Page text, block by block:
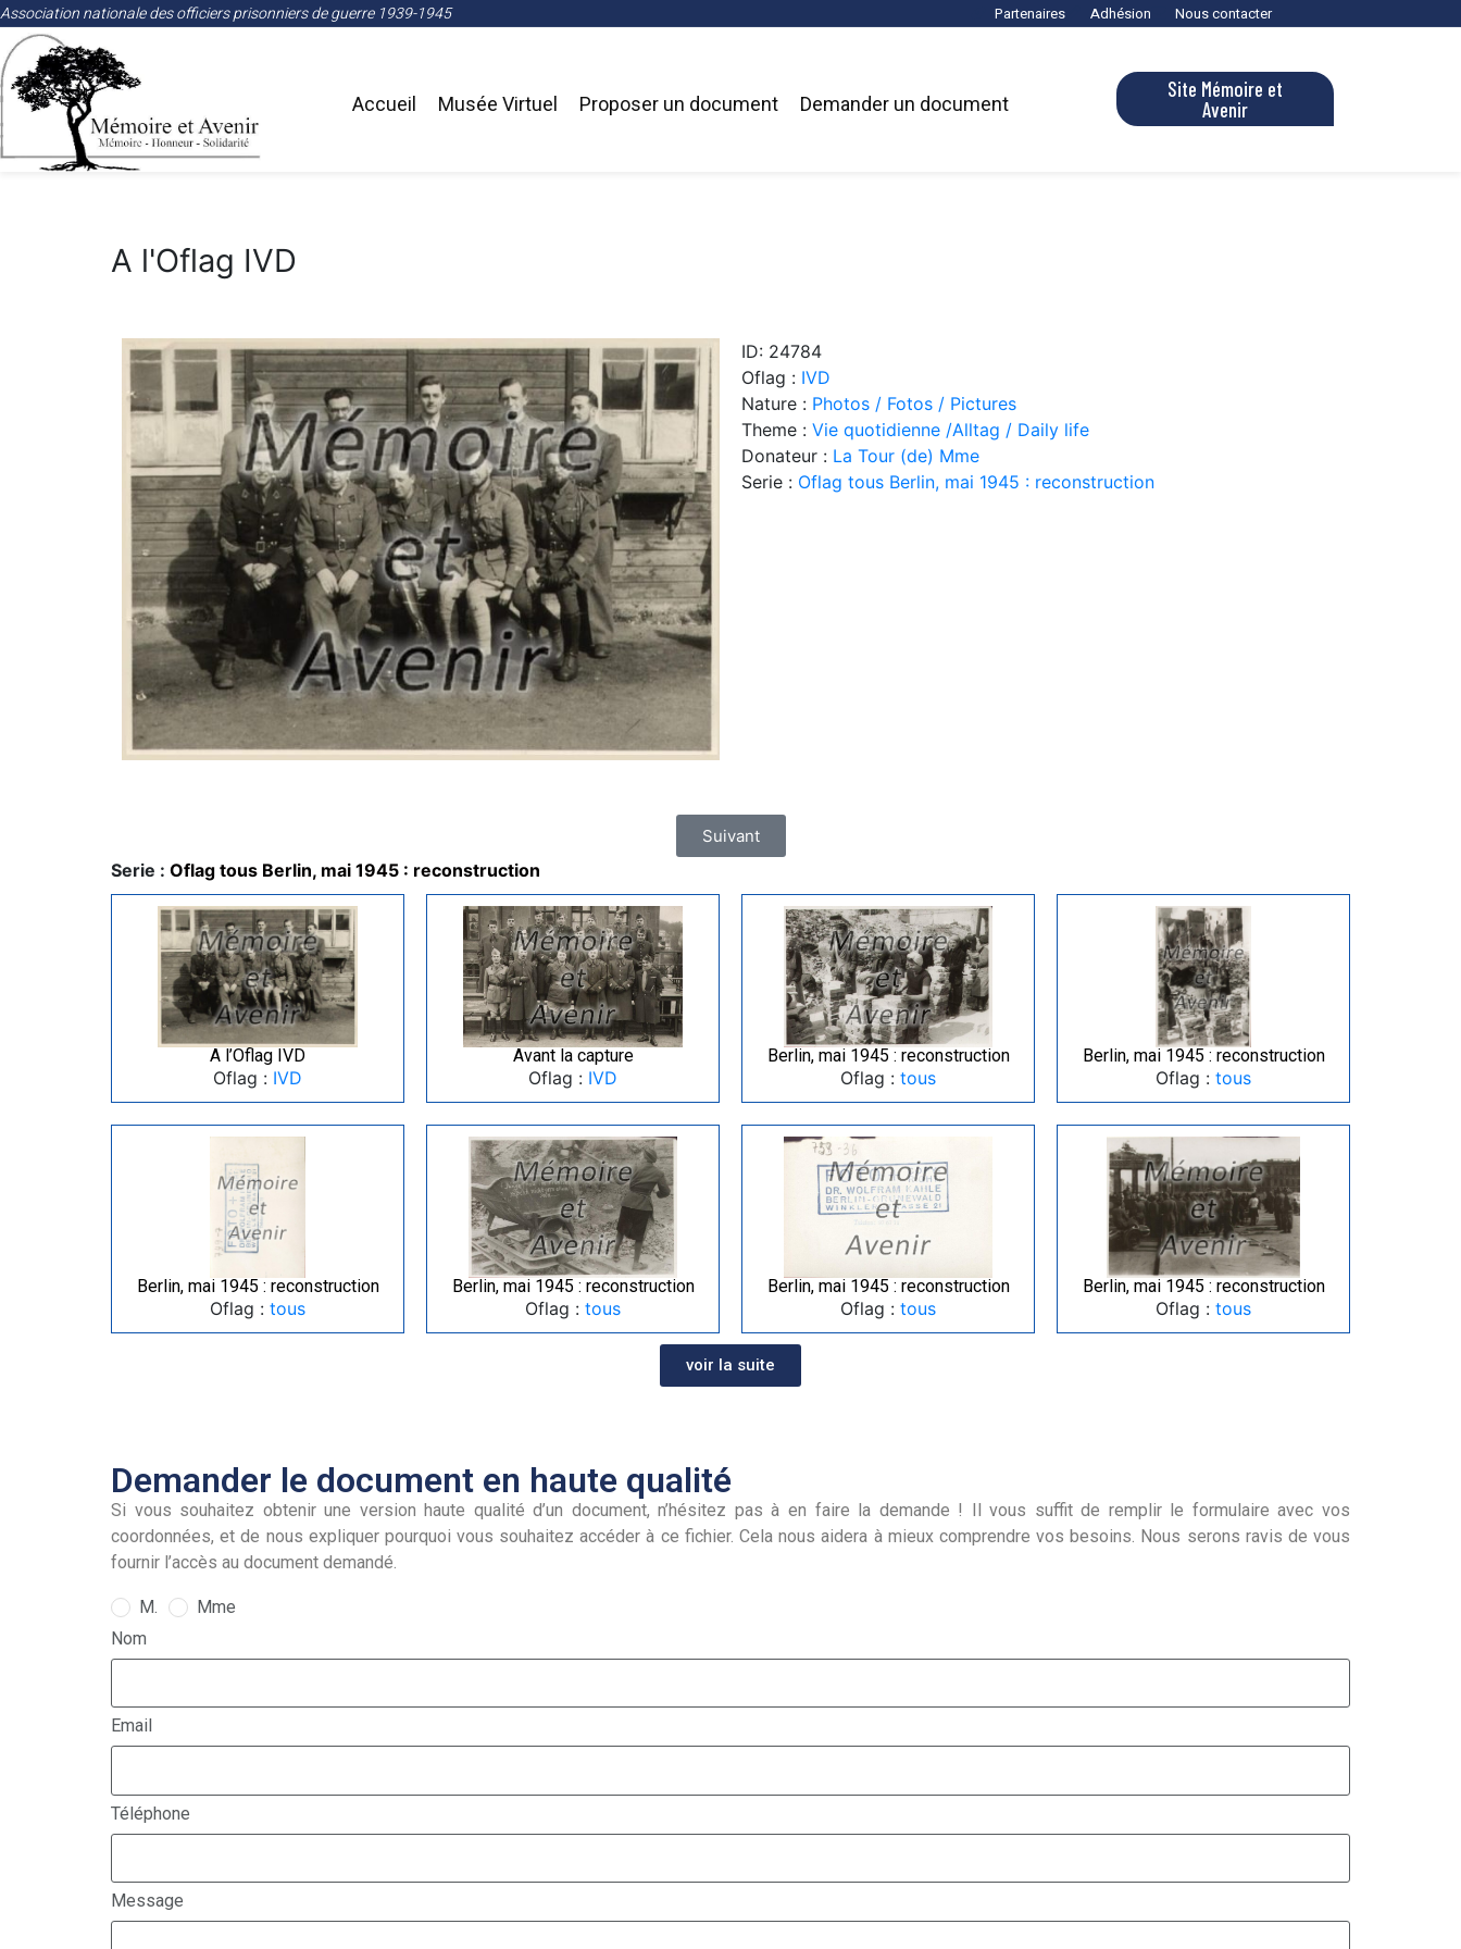
Association nationale des officiers prisonniers de guerre 1939-1945 Partenaires Adhésion Nous contacter
Accueil Musée Virtuel Proposer un document Demander un document
Site Mémoire et
Avenir
A l'Oflag IVD
ID: 24784
Oflag : IVD
Nature : Photos / Fotos / Pictures
Theme : Vie quotidienne /Alltag / Daily life
Donateur : La Tour (de) Mme
Serie : Oflag tous Berlin, mai 1945 : reconstruction
Suivant
Serie : Oflag tous Berlin, mai 1945 : reconstruction
A l’Oflag IVD
Oflag : IVD
Avant la capture
Oflag : IVD
Berlin, mai 1945 : reconstruction
Oflag : tous
Berlin, mai 1945 : reconstruction
Oflag : tous
Berlin, mai 1945 : reconstruction
Oflag : tous
Berlin, mai 1945 : reconstruction
Oflag : tous
Berlin, mai 1945 : reconstruction
Oflag : tous
Berlin, mai 1945 : reconstruction
Oflag : tous
voir la suite
Demander le document en haute qualité
Si vous souhaitez obtenir une version haute qualité d’un document, n’hésitez pas à en faire la demande ! Il vous suffit de remplir le formulaire avec vos
coordonnées, et de nous expliquer pourquoi vous souhaitez accéder à ce fichier. Cela nous aidera à mieux comprendre vos besoins. Nous serons ravis de vous
fournir l’accès au document demandé.
M.
Mme
Nom
Email
Téléphone
Message